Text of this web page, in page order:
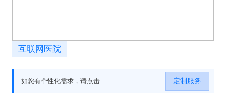
互联网医院
如您有个性化需求，请点击 定制服务